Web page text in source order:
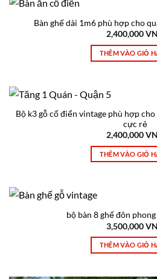
Bàn ghế dài 1m6 phù hợp cho
2,400,000
THÊM VÀO GIỎ
Bộ k3 gỗ cổ điển vintage phù hợp cho
cực rẻ
2,400,000
THÊM VÀO GIỎ
bộ bàn 8 ghế đôn
3,500,000
THÊM VÀO GIỎ